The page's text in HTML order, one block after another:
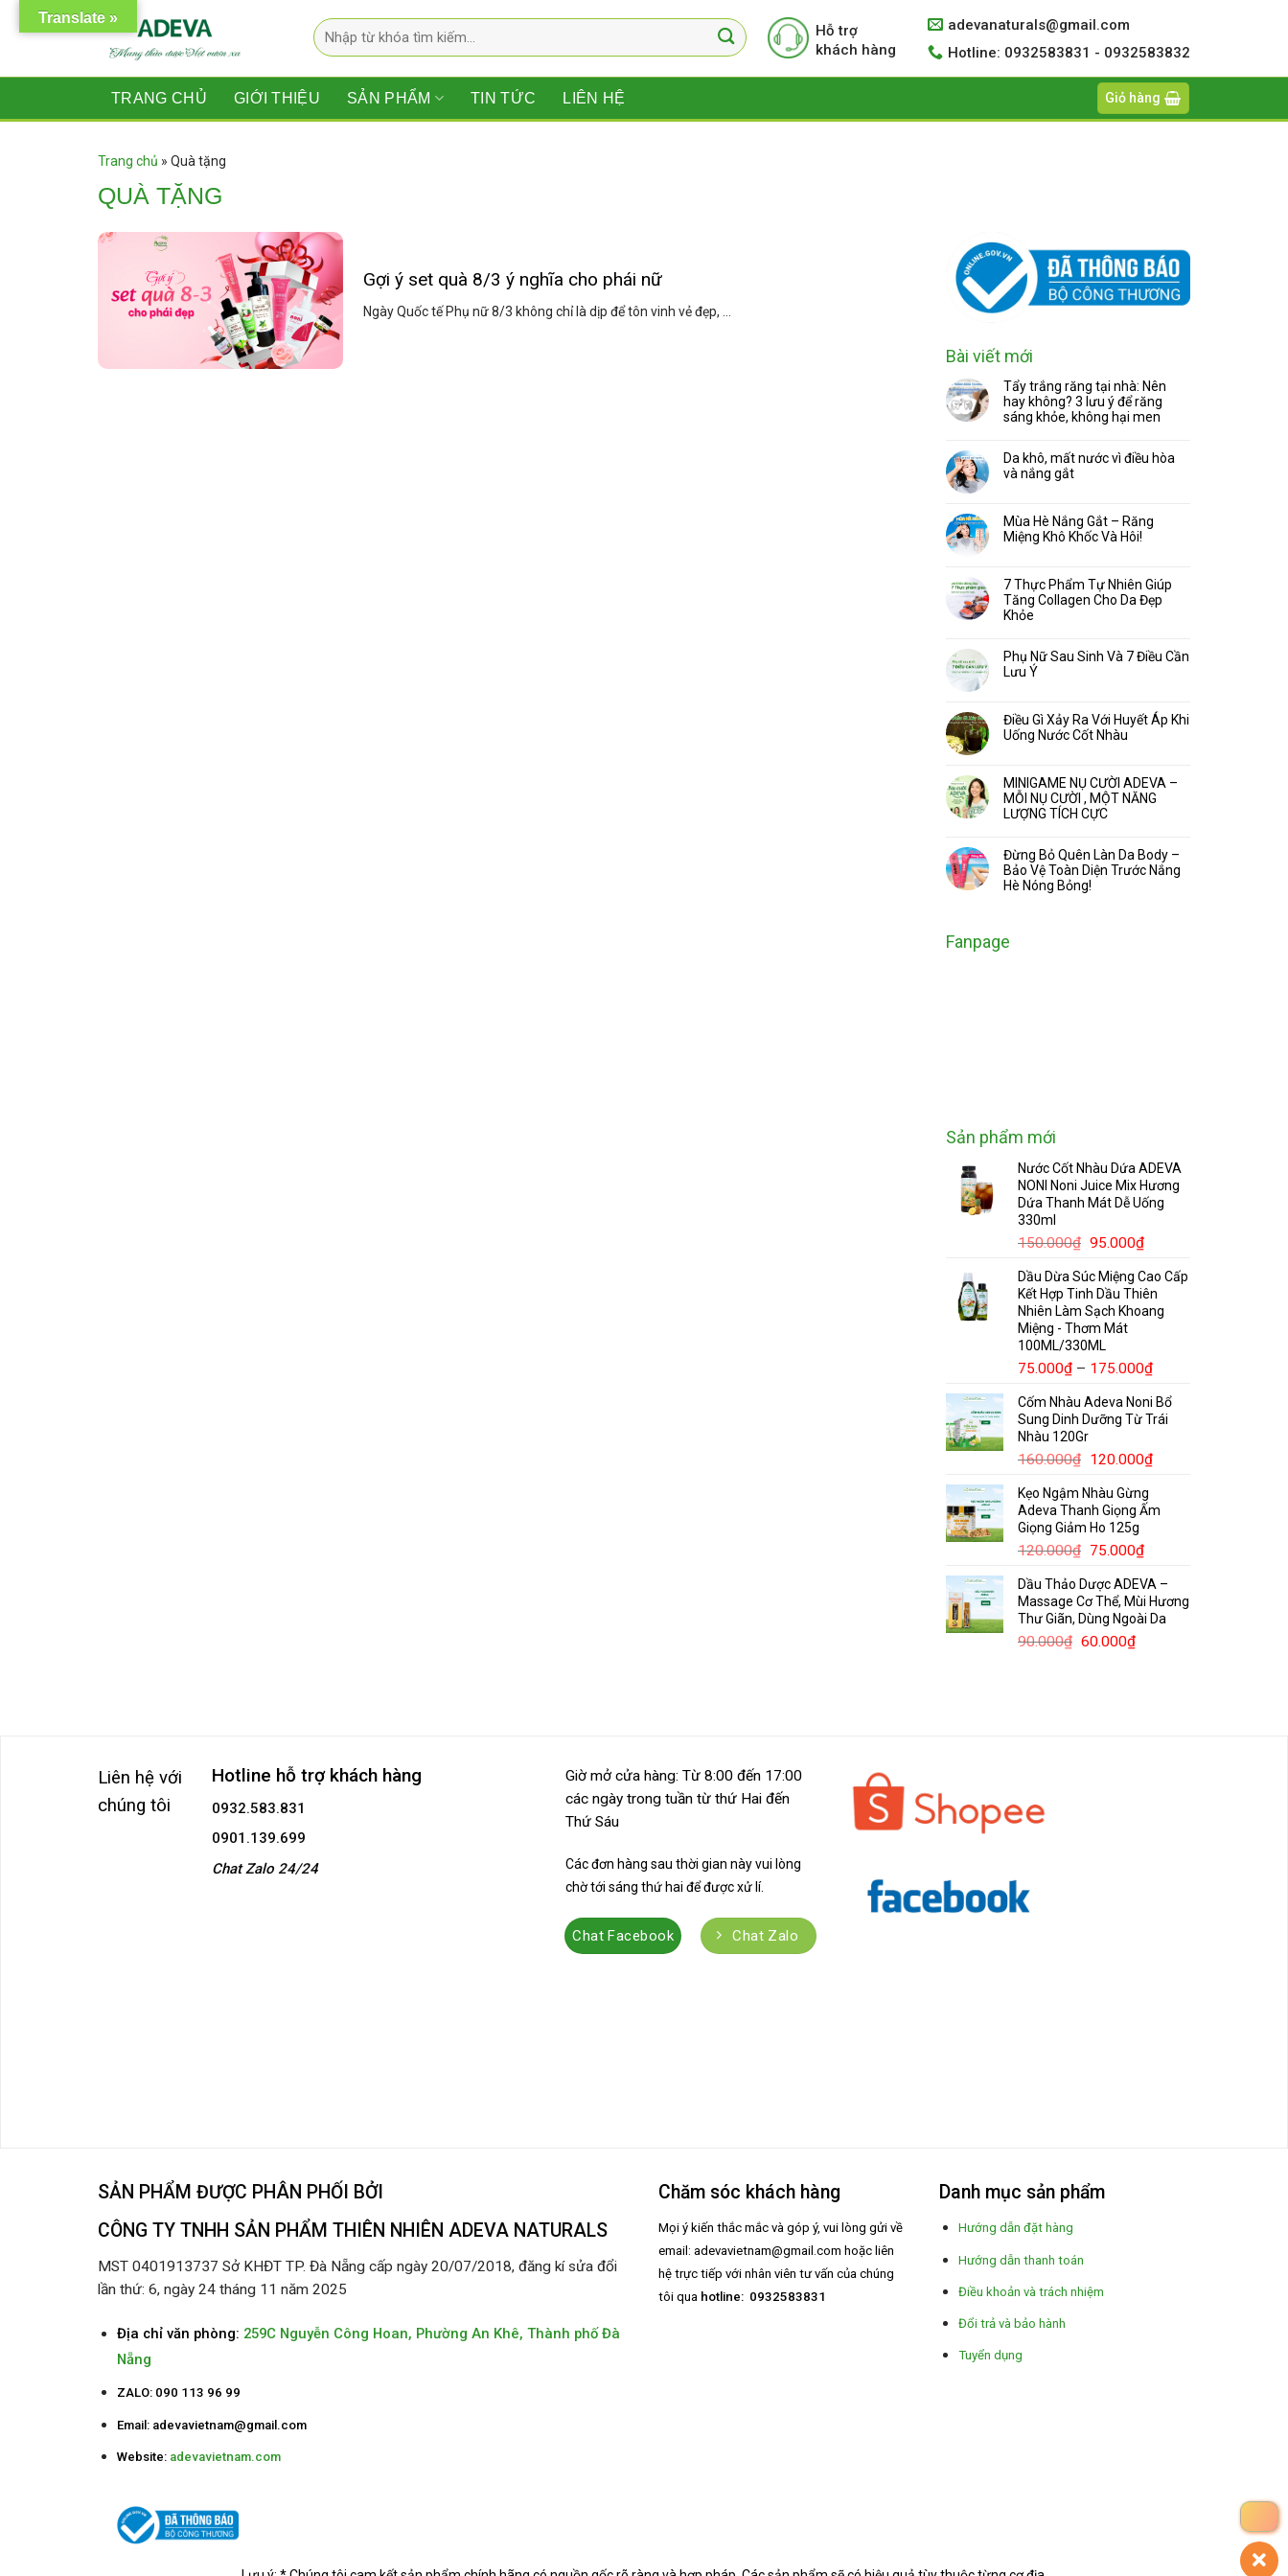
Tìm
kiếm:
Hỗ trợ
khách hàng
adevanaturals@gmail.com
Hotline: 0932583831 - 0932583832
TRANG CHỦ GIỚI THIỆU SẢN PHẨM TIN TỨC LIÊN HỆ Giỏ hàng
Trang chủ » Quà tặng
QUÀ TẶNG
Gợi ý set quà 8/3 ý nghĩa cho phái nữ
Ngày Quốc tế Phụ nữ 8/3 không chỉ là dịp để tôn vinh vẻ đẹp, ...
Bài viết mới
Tẩy trắng răng tại nhà: Nên
hay không? 3 lưu ý để răng
sáng khỏe, không hại men
Da khô, mất nước vì điều hòa
và nắng gắt
Mùa Hè Nắng Gắt – Răng
Miệng Khô Khốc Và Hôi!
7 Thực Phẩm Tự Nhiên Giúp
Tăng Collagen Cho Da Đẹp
Khỏe
Phụ Nữ Sau Sinh Và 7 Điều Cần
Lưu Ý
Điều Gì Xảy Ra Với Huyết Áp Khi
Uống Nước Cốt Nhàu
MINIGAME NỤ CƯỜI ADEVA –
MỖI NỤ CƯỜI , MỘT NĂNG
LƯỢNG TÍCH CỰC
Đừng Bỏ Quên Làn Da Body –
Bảo Vệ Toàn Diện Trước Nắng
Hè Nóng Bỏng!
Fanpage
Sản phẩm mới
Nước Cốt Nhàu Dứa ADEVA
NONI Noni Juice Mix Hương
Dứa Thanh Mát Dễ Uống
330ml
150.000₫ Giá
là:
150.000₫.
95.000₫Giá
tại
là:
95.000₫.
Dầu Dừa Súc Miệng Cao Cấp
Kết Hợp Tinh Dầu Thiên
Nhiên Làm Sạch Khoang
Miệng - Thơm Mát
100ML/330ML
75.000₫ – 175.000₫Khoảng
từ
75.000₫
175.000₫
Cốm Nhàu Adeva Noni Bổ
Sung Dinh Dưỡng Từ Trái
Nhàu 120Gr
160.000₫ Giá
là:
160.000₫.
120.000₫Giá
là:
Kẹo Ngậm Nhàu Gừng
Adeva Thanh Giọng Ấm
Giọng Giảm Ho 125g
120.000₫ Giá
là:
120.000₫.
75.000₫Giá
tại
là:
75.000₫.
Dầu Thảo Dược ADEVA –
Massage Cơ Thể, Mùi Hương
Thư Giãn, Dùng Ngoài Da
90.000₫ Giá
60.000₫Giá
Liên hệ với
chúng tôi
Hotline hỗ trợ khách hàng
0932.583.831
0901.139.699
Chat Zalo 24/24
Giờ mở cửa hàng: Từ 8:00 đến 17:00
các ngày trong tuần từ thứ Hai đến
Thứ Sáu
Các đơn hàng sau thời gian này vui lòng
chờ tới sáng thứ hai để được xử lí.
Chat Facebook Chat Zalo
SẢN PHẨM ĐƯỢC PHÂN PHỐI BỞI
CÔNG TY TNHH SẢN PHẨM THIÊN NHIÊN ADEVA NATURALS
MST 0401913737 Sở KHĐT TP. Đà Nẵng cấp ngày 20/07/2018, đăng kí sửa đổi
lần thứ: 6, ngày 24 tháng 11 năm 2025
Địa chỉ văn phòng: 259C Nguyễn Công Hoan, Phường An Khê, Thành phố Đà
Nẵng
ZALO: 090 113 96 99
Email: adevavietnam@gmail.com
Website: adevavietnam.com
Chăm sóc khách hàng
Mọi ý kiến thắc mắc và góp ý, vui lòng gửi về
email: adevavietnam@gmail.com hoặc liên
hệ trực tiếp với nhân viên tư vấn của chúng
tôi qua hotline: 0932583831
Danh mục sản phẩm
Hướng dẫn đặt hàng
Hướng dẫn thanh toán
Điều khoản và trách nhiệm
Đổi trả và bảo hành
Tuyển dụng
Translate »